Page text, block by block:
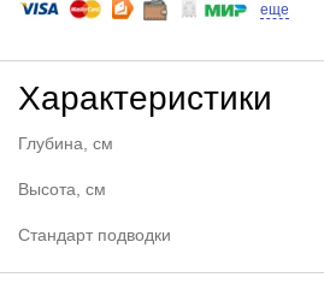
еще
Характеристики
Глубина, см
Высота, см
Стандарт подводки